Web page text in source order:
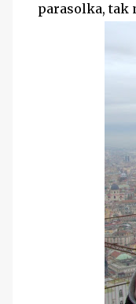
parasolka, tak